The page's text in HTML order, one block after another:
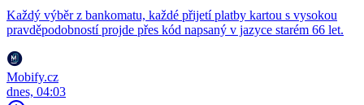
Každý výběr z bankomatu, každé přijetí platby kartou s vysokou
pravděpodobností projde přes kód napsaný v jazyce starém 66 let.
Mobify.cz
dnes, 04:03